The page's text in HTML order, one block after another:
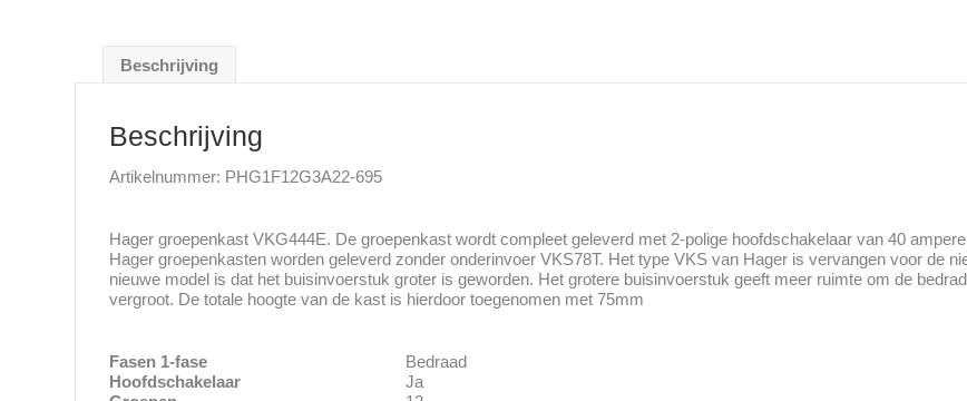
Beschrijving
Beschrijving
Artikelnummer: PHG1F12G3A22-695
Hager groepenkast VKG444E. De groepenkast wordt compleet geleverd met 2-polige hoofdschakelaar van 40
Hager groepenkasten worden geleverd zonder onderinvoer VKS78T. Het type VKS van Hager is vervangen voor de
nieuwe model is dat het buisinvoerstuk groter is geworden. Het grotere buisinvoerstuk geeft meer ruimte om de
vergroot. De totale hoogte van de kast is hierdoor toegenomen met 75mm
Fasen 1-fase
Bedraad
Hoofdschakelaar
Ja